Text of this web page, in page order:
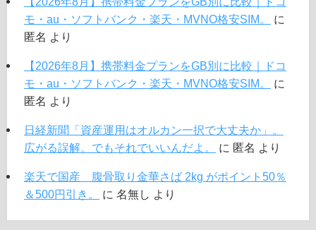
モ・au・ソフトバンク・楽天・MVNO格安SIM。
に
匿名 より
【2026年8月】携帯料金プランをGB別に比較｜ドコ
モ・au・ソフトバンク・楽天・MVNO格安SIM。
に
匿名 より
日経新聞「資産運用はオルカン一択で大丈夫か」。
広がる誤解。でもそれでいいんだよ。
に 匿名 より
楽天で国産 腹骨取り金華さば 2kg がポイント50％
＆500円引き。
に 名無し より